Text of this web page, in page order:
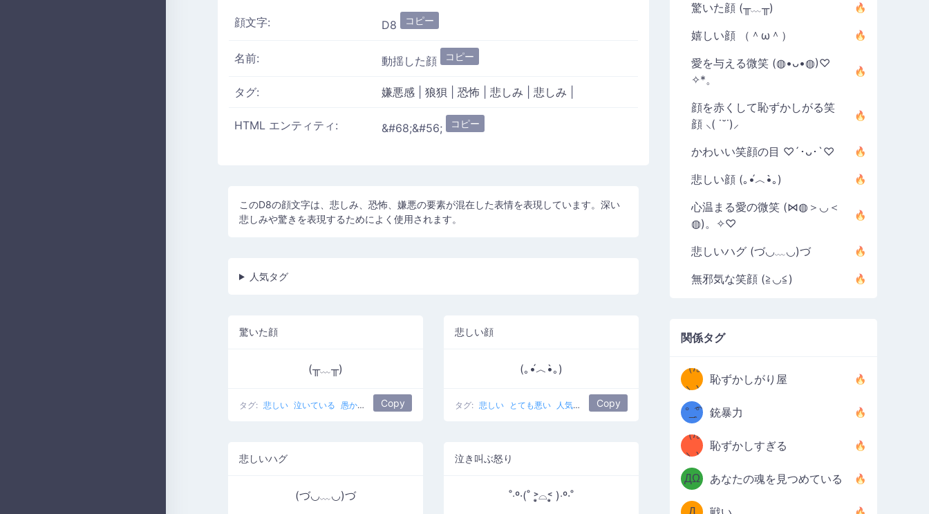
顔文字: D8 コピー
名前: 動揺した顔 コピー
タグ: 嫌悪感 狼狽 恐怖 悲しみ 悲しみ
HTML エンティティ: &#68;&#56; コピー
このD8の顔文字は、悲しみ、恐怖、嫌悪の要素が混在した表情を表現しています。深い
悲しみや驚きを表現するためによく使用されます。
人気タグ
驚いた顔
(╥﹏╥)
タグ: 悲しい 泣いている 愚かなお尻のメモリリーク 人気のある すすり泣き
Copy
悲しい顔
(｡•́︿•̀｡)
タグ: 悲しい とても悪い 人気のある Copy
悲しいハグ
(づ◡﹏◡)づ
泣き叫ぶ怒り
˚‧º·(˚ ˃̣̣̥⌓˂̣̣̥ )‧º·˚
驚いた顔 (╥﹏╥)
嬉しい顔 （＾ω＾）
愛を与える微笑 (◍•ᴗ•◍)♡
✧*。
顔を赤くして恥ずかしがる笑
顔 ⸜( ˙˘˙)⸝
かわいい笑顔の目 ♡´･ᴗ･`♡
悲しい顔 (｡•́︿•̀｡)
心温まる愛の微笑 (⋈◍＞◡＜
◍)。✧♡
悲しいハグ (づ◡﹏◡)づ
無邪気な笑顔 (≧◡≦)
関係タグ
（/｡
＼)
恥ずかしがり屋
̿' ̿'\̵͇̿̿
\з=( ͡
°_̯͡°
)=ε/̵͇̿̿/'̿
'̿ ̿
銃暴力
（/｡
＼)
恥ずかしすぎる
（Ω
ДΩ
）
あなたの魂を見つめている
（ง
Φ